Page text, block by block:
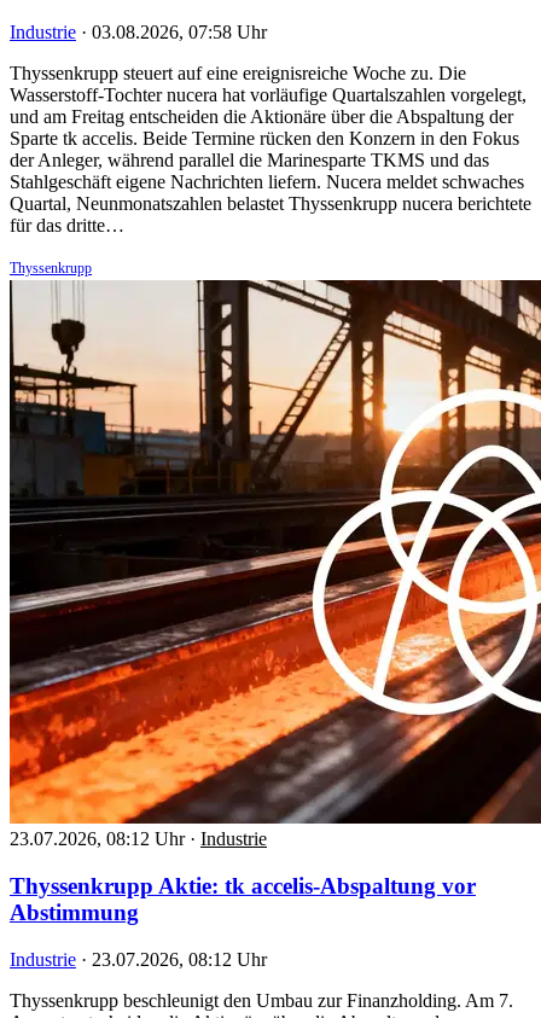
Industrie · 03.08.2026, 07:58 Uhr
Thyssenkrupp steuert auf eine ereignisreiche Woche zu. Die
Wasserstoff-Tochter nucera hat vorläufige Quartalszahlen vorgelegt,
und am Freitag entscheiden die Aktionäre über die Abspaltung der
Sparte tk accelis. Beide Termine rücken den Konzern in den Fokus
der Anleger, während parallel die Marinesparte TKMS und das
Stahlgeschäft eigene Nachrichten liefern. Nucera meldet schwaches
Quartal, Neunmonatszahlen belastet Thyssenkrupp nucera berichtete
für das dritte…
Thyssenkrupp
23.07.2026, 08:12 Uhr · Industrie
Thyssenkrupp Aktie: tk accelis-Abspaltung vor
Abstimmung
Industrie · 23.07.2026, 08:12 Uhr
Thyssenkrupp beschleunigt den Umbau zur Finanzholding. Am 7.